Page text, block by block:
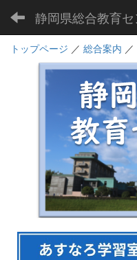
トップページ ／ 総合案内 ／